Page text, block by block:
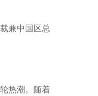
兼中国区总
热潮。随着